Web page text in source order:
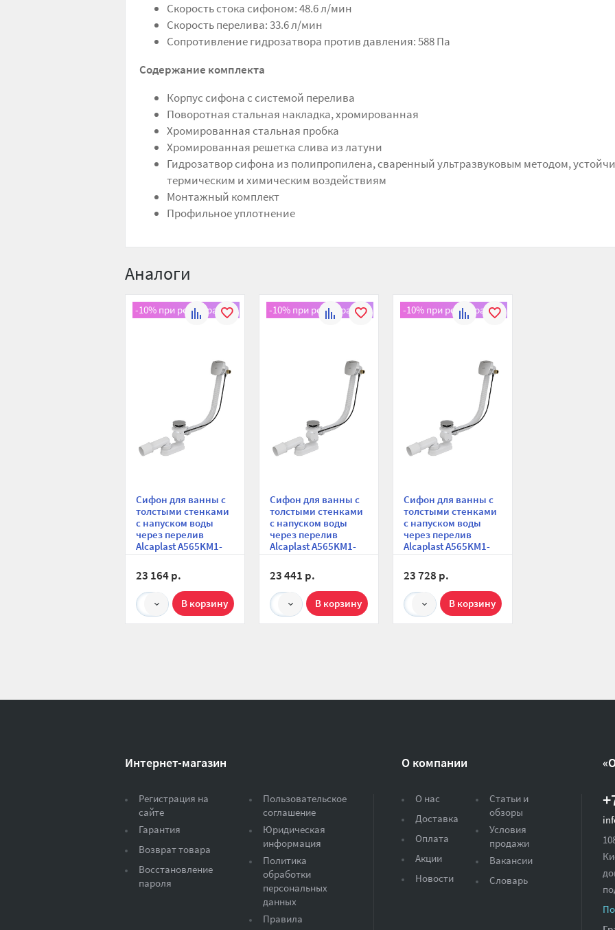
Скорость стока сифоном: 48.6 л/мин
Скорость перелива: 33.6 л/мин
Сопротивление гидрозатвора против давления: 588 Па
Содержание комплекта
Корпус сифона с системой перелива
Поворотная стальная накладка, хромированная
Хромированная стальная пробка
Хромированная решетка слива из латуни
Гидрозатвор сифона из полипропилена, сваренный ультразвуковым методом,
термическим и химическим воздействиям
Монтажный комплект
Профильное уплотнение
Аналоги
-10% при регистрации!
В
К
Сифон для ванны с
толстыми стенками
с напуском воды
через перелив
Alcaplast A565KM1-
и пробка из
хромированной
стали, длина 80 см
23 164 р.
1
-10% при регистрации!
В
К
Сифон для ванны с
толстыми стенками
с напуском воды
через перелив
Alcaplast A565KM1-
перелив и пробка из
хромированной
стали, длина 100 см
23 441 р.
1
-10% при регистрации!
В
К
Сифон для ванны с
толстыми стенками
с напуском воды
через перелив
Alcaplast A565KM1-
перелив и пробка из
хромированной
стали, длина 120 см
23 728 р.
1
Интернет-магазин
Регистрация на
сайте
Гарантия
Возврат товара
Восстановление
пароля
Пользовательское
соглашение
Юридическая
информация
Политика
обработки
персональных
данных
Правила
О компании
О нас
Доставка
Оплата
Акции
Новости
Статьи и
обзоры
Условия
продажи
Вакансии
Словарь